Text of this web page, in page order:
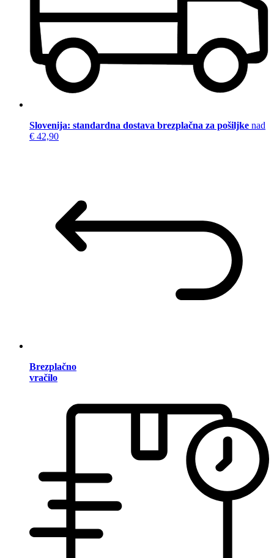
Slovenija: standardna dostava brezplačna za pošiljke nad
€ 42,90
Brezplačno
vračilo